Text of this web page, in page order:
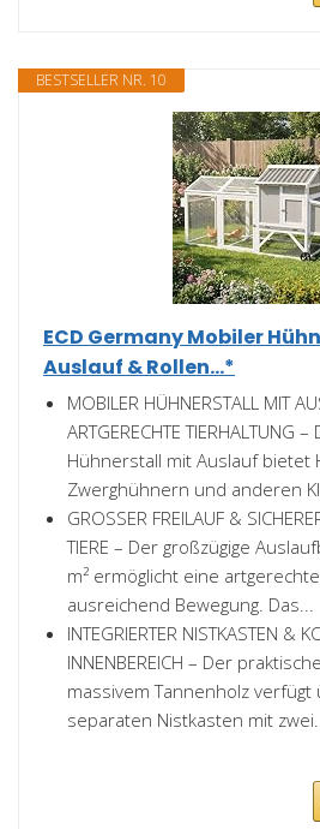
BESTSELLER NR. 10
ECD Germany Mobiler
Auslauf & Rollen...*
MOBILER HÜHNERSTALL MIT
ARTGERECHTE
Hühnerstall mit Auslauf bietet
Zwerghühnern und anderen
GROSSER FREILAUF &
TIERE – Der großzügige
m² ermöglicht eine
ausreichend Bewegung. Das...
INTEGRIERTER NISTKASTEN &
INNENBEREICH – Der
massivem Tannenholz
separaten Nistkasten mit zwei...